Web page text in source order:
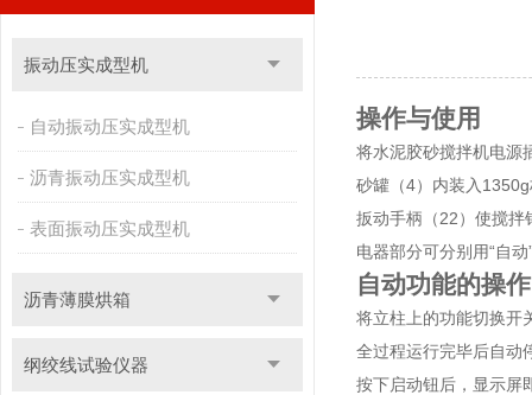
振动压实成型机
自动振动压实成型机
沥青振动压实成型机
表面振动压实成型机
沥青薄膜烘箱
纲绞线试验仪器
操作与使用
将水泥胶砂搅拌机电源
砂罐（4）内装入
扳动手柄（22）使搅拌
电器部分可分别用“自
自动功能的操
将立柱上的功能切换开
全过程运行完毕后自动
按下启动钮后，显示屏